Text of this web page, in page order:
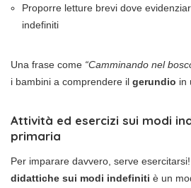
Proporre letture brevi dove
indefiniti
Una frase come “Camminando nel
i bambini a comprendere il gerundio in
Attività ed esercizi sui modi
primaria
Per imparare davvero, serve
didattiche sui modi indefiniti è un